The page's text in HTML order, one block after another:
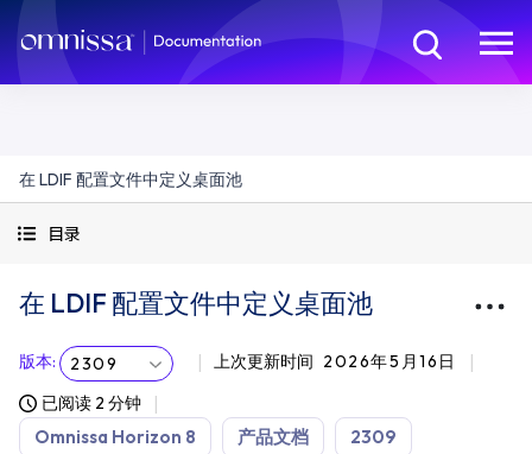
在 LDIF 配置文件中定义桌面池
目录
在 LDIF 配置文件中定义桌面池
版本: 2309 上次更新时间 2026年5月16日
已阅读 2 分钟
Omnissa Horizon 8 产品文档 2309